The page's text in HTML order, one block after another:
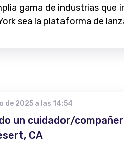
gama de industrias
sea la plataforma de
de 2025 a las 14:54
un cuidador/
CA